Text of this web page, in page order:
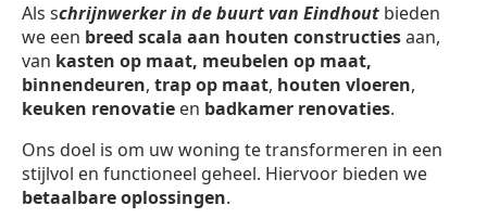
Als schrijnwerker in de buurt van Eindhout bieden
we een breed scala aan houten constructiesaan,
van kasten op maat, meubelen op maat,
binnendeuren, trap op maat, houten vloeren,
keuken renovatie en badkamer renovaties.
Ons doel is om uw woning te transformeren in een
stijlvol en functioneel geheel. Hiervoor bieden we
betaalbare oplossingen.